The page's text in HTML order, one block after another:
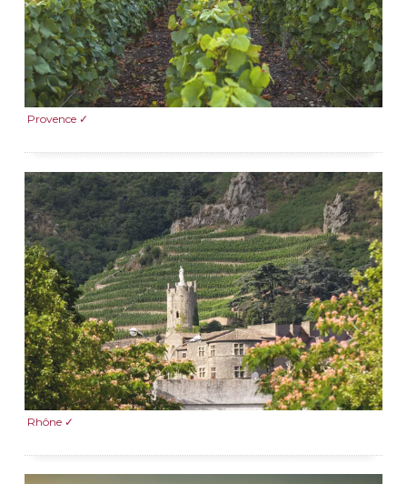
Provence ✓
Rhône ✓